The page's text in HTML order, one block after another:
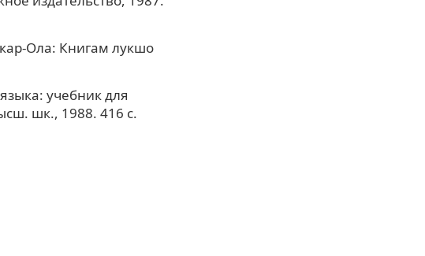
Ола: Книгам лукшо
учебник для
шк., 1988. 416 с.